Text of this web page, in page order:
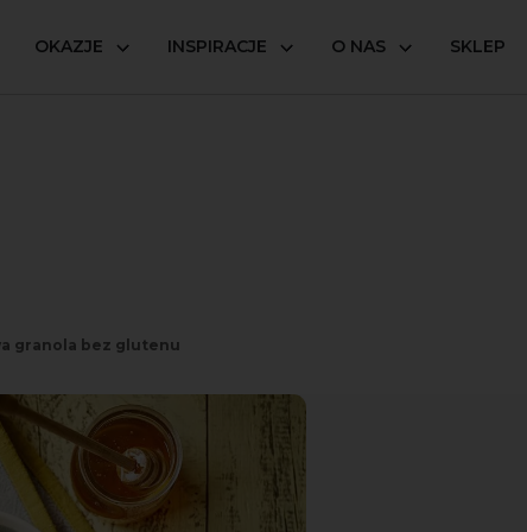
OKAZJE INSPIRACJE O NAS SKLEP
granola bez glutenu